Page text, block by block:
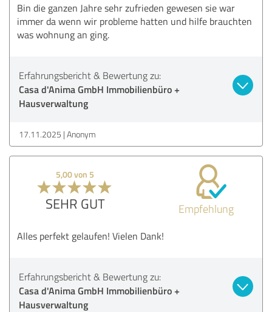
Bin die ganzen Jahre sehr zufrieden gewesen sie war
immer da wenn wir probleme hatten und hilfe brauchten
was wohnung an ging.
Erfahrungsbericht & Bewertung zu:
Casa d'Anima GmbH Immobilienbüro +
Hausverwaltung
17.11.2025 Anonym
5,00 von 5
SEHR GUT Empfehlung
Alles perfekt gelaufen! Vielen Dank!
Erfahrungsbericht & Bewertung zu:
Casa d'Anima GmbH Immobilienbüro +
Hausverwaltung